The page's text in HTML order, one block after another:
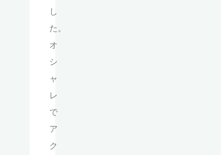
し
た。
オ
シ
ャ
レ
で
ア
ク